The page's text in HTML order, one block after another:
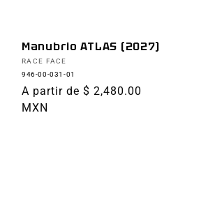
Manubrio ATLAS (2027)
Proveedor:
RACE FACE
946-00-031-01
Precio
habitual
A partir de $ 2,480.00
MXN